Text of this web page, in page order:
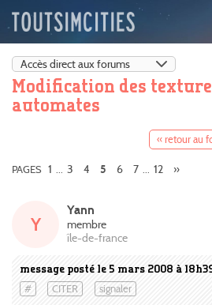
Modification des
automates
« retour au
PAGES 1 ... 3 4 5 6 7 ... 12 »
message posté le 5 mars 2008 à
# CITER signaler
Y
Yann
membre
île-de-france